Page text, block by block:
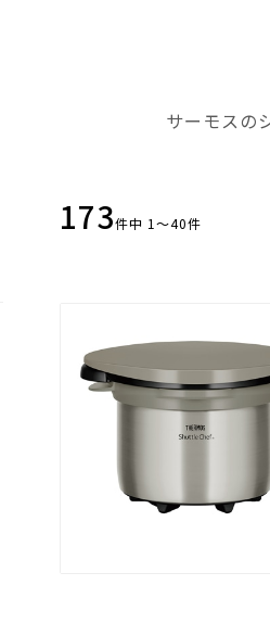
サーモスの
173件中 1～40件